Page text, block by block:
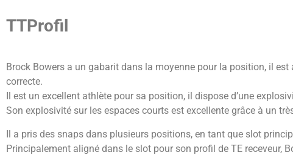
TTProfil
Brock Bowers a un gabarit dans la moyenne pour la position, il
correcte.
Il est un excellent athlète pour sa position, il dispose d’une
Son explosivité sur les espaces courts est excellente grâce à un
Il a pris des snaps dans plusieurs positions, en tant que slot
Principalement aligné dans le slot pour son profil de TE receveur,